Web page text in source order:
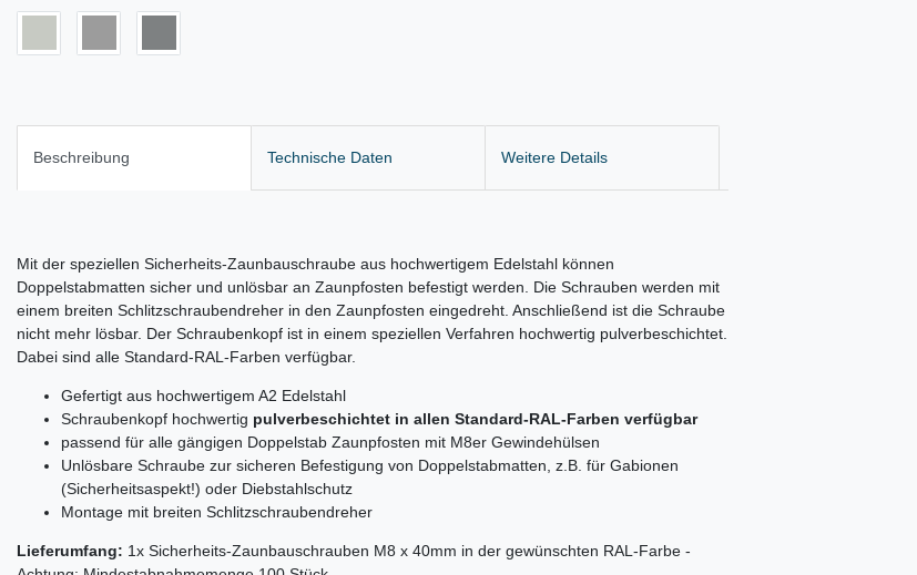
Beschreibung Technische Daten Weitere Details
Mit der speziellen Sicherheits-Zaunbauschraube aus hochwertigem Edelstahl können
Doppelstabmatten sicher und unlösbar an Zaunpfosten befestigt werden. Die Schrauben werden mit
einem breiten Schlitzschraubendreher in den Zaunpfosten eingedreht. Anschließend ist die Schraube
nicht mehr lösbar. Der Schraubenkopf ist in einem speziellen Verfahren hochwertig pulverbeschichtet.
Dabei sind alle Standard-RAL-Farben verfügbar.
Gefertigt aus hochwertigem A2 Edelstahl
Schraubenkopf hochwertig pulverbeschichtet in allen Standard-RAL-Farben verfügbar
passend für alle gängigen Doppelstab Zaunpfosten mit M8er Gewindehülsen
Unlösbare Schraube zur sicheren Befestigung von Doppelstabmatten, z.B. für Gabionen
(Sicherheitsaspekt!) oder Diebstahlschutz
Montage mit breiten Schlitzschraubendreher
Lieferumfang: 1x Sicherheits-Zaunbauschrauben M8 x 40mm in der gewünschten RAL-Farbe -